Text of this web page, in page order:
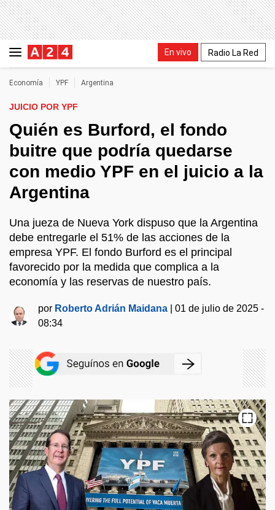
En vivo Radio La Red
Economía YPF Argentina
JUICIO POR YPF
Quién es Burford, el fondo
buitre que podría quedarse
con medio YPF en el juicio a la
Argentina
Una jueza de Nueva York dispuso que la Argentina
debe entregarle el 51% de las acciones de la
empresa YPF. El fondo Burford es el principal
favorecido por la medida que complica a la
economía y las reservas de nuestro país.
por Roberto Adrián Maidana |01 de julio de 2025 -
08:34